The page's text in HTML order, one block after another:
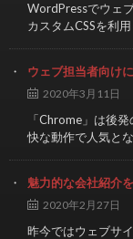
WordPressでウェ
カスタムCSSを利
ウェブ担当者向け
2020年3月11日
「Chrome」は後
快な動作で人気と
魅力的な会社紹介
2020年2月27日
昨今ではウェブサ